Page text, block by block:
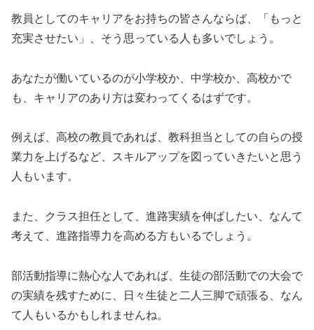
教員としてのキャリアをお持ちの皆さんならば、「もっと
充実させたい」、そう思っている人も多いでしょう。
あなたが働いているのが小学校か、中学校か、高校かで
も、キャリアのあり方は変わってくるはずです。
例えば、高校の教員であれば、教科担当としての自らの授
業力を上げるなど、スキルアップを図っていきたいと思う
人もいます。
また、クラス担任として、進路実績を伸ばしたい、なんて
考えて、進路指導力を高める方もいるでしょう。
部活動指導に熱心な人であれば、生徒の部活動での大会で
の実績を残すために、日々生徒と二人三脚で頑張る、なん
て人もいるかもしれませんね。